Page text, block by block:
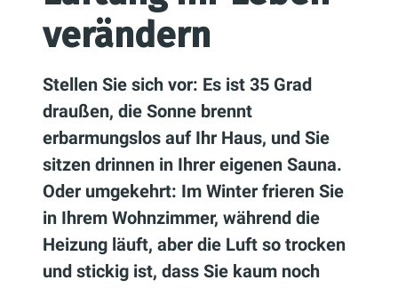
verändern
Stellen Sie sich vor: Es ist 35 Grad
draußen, die Sonne brennt
erbarmungslos auf Ihr Haus, und Sie
sitzen drinnen in Ihrer eigenen Sauna.
Oder umgekehrt: Im Winter frieren Sie
in Ihrem Wohnzimmer, während die
Heizung läuft, aber die Luft so trocken
und stickig ist, dass Sie kaum noch